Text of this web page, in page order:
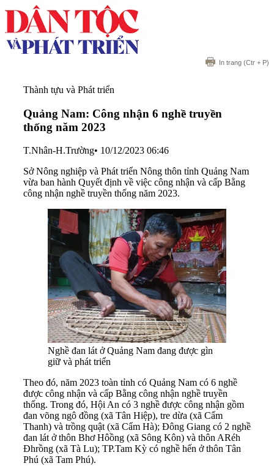
In trang (Ctr + P)
Thành tựu và Phát triển
Quảng Nam: Công nhận 6 nghề truyền
thống năm 2023
T.Nhân-H.Trường• 10/12/2023 06:46
Sở Nông nghiệp và Phát triển Nông thôn tỉnh Quảng Nam
vừa ban hành Quyết định về việc công nhận và cấp Bằng
công nhận nghề truyền thống năm 2023.
Nghề đan lát ở Quảng Nam đang được gìn
giữ và phát triển
Theo đó, năm 2023 toàn tỉnh có Quảng Nam có 6 nghề
được công nhận và cấp Bằng công nhận nghề truyền
thống. Trong đó, Hội An có 3 nghề được công nhận gồm
đan võng ngô đồng (xã Tân Hiệp), tre dừa (xã Cẩm
Thanh) và trồng quật (xã Cẩm Hà); Đông Giang có 2 nghề
đan lát ở thôn Bhơ Hôồng (xã Sông Kôn) và thôn ARéh
Đhrồng (xã Tà Lu); TP.Tam Kỳ có nghề hến ở thôn Tân
Phú (xã Tam Phú).